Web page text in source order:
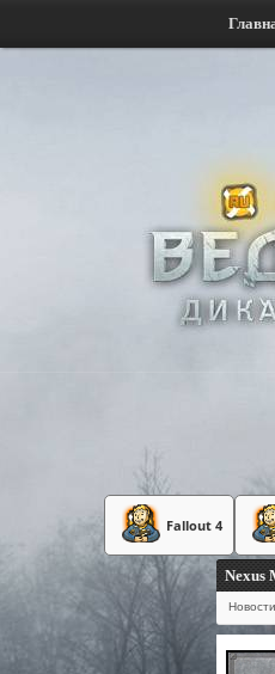
Fallout 4
Nexus
Новости